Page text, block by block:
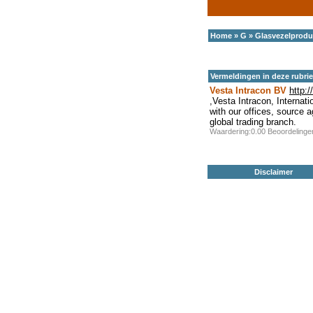
Home » G »
Vermeldingen in deze
Vesta Intracon BV
,Vesta Intracon,
with our offices, source
global trading branch.
Waardering:0.00
Disclaimer